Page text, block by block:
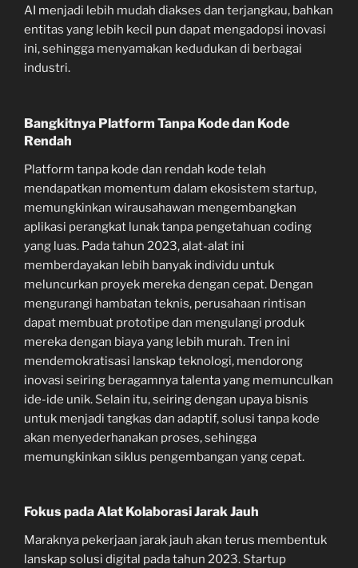
AI menjadi lebih mudah diakses dan terjangkau, bahkan
entitas yang lebih kecil pun dapat mengadopsi inovasi
ini, sehingga menyamakan kedudukan di berbagai
industri.
Bangkitnya Platform Tanpa Kode dan Kode
Rendah
Platform tanpa kode dan rendah kode telah
mendapatkan momentum dalam ekosistem startup,
memungkinkan wirausahawan mengembangkan
aplikasi perangkat lunak tanpa pengetahuan coding
yang luas. Pada tahun 2023, alat-alat ini
memberdayakan lebih banyak individu untuk
meluncurkan proyek mereka dengan cepat. Dengan
mengurangi hambatan teknis, perusahaan rintisan
dapat membuat prototipe dan mengulangi produk
mereka dengan biaya yang lebih murah. Tren ini
mendemokratisasi lanskap teknologi, mendorong
inovasi seiring beragamnya talenta yang memunculkan
ide-ide unik. Selain itu, seiring dengan upaya bisnis
untuk menjadi tangkas dan adaptif, solusi tanpa kode
akan menyederhanakan proses, sehingga
memungkinkan siklus pengembangan yang cepat.
Fokus pada Alat Kolaborasi Jarak Jauh
Maraknya pekerjaan jarak jauh akan terus membentuk
lanskap solusi digital pada tahun 2023. Startup